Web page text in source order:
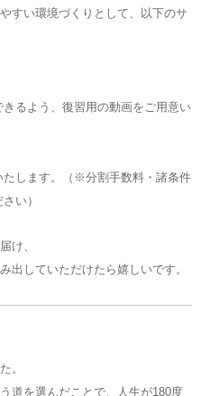
すい環境づくりとして、以下のサ
るよう、復習用の動画をご用意い
します。（※分割手数料・諸条件
い）
け、
出していただけたら嬉しいです。
。
道を選んだことで、人生が180度